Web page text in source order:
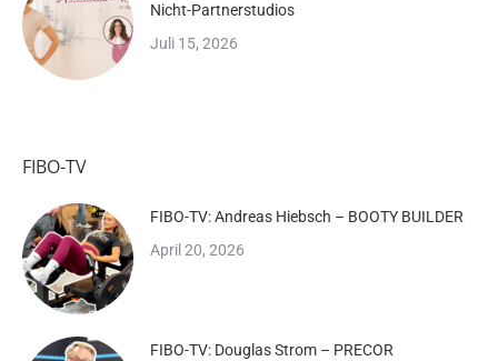
Nicht-Partnerstudios
Juli 15, 2026
FIBO-TV
FIBO-TV: Andreas Hiebsch – BOOTY BUILDER
April 20, 2026
FIBO-TV: Douglas Strom – PRECOR